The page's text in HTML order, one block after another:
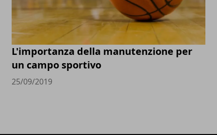
L'importanza della manutenzione per
un campo sportivo
25/09/2019